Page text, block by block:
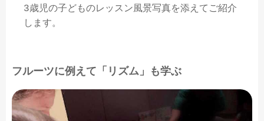
3歳児の子どものレッスン風景写真を添えてご紹介
します。
フルーツに例えて「リズム」も学ぶ